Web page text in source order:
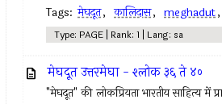
Tags: मेघदूत, कालिदास, meghadut,
Type: PAGE | Rank: 1 | Lang: sa
मेघदूत उत्तरमेघा - श्लोक ३६ ते ४०
"मेघदूत" की लोकप्रियता भारतीय साहित्य में